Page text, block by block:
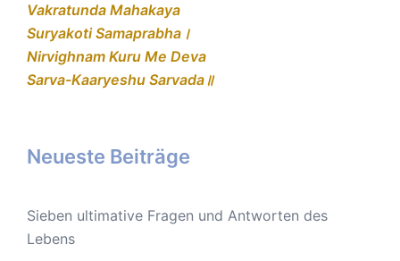
Vakratunda Mahakaya
Suryakoti Samaprabha।
Nirvighnam Kuru Me Deva
Sarva-Kaaryeshu Sarvada॥
Neueste Beiträge
Sieben ultimative Fragen und Antworten des
Lebens